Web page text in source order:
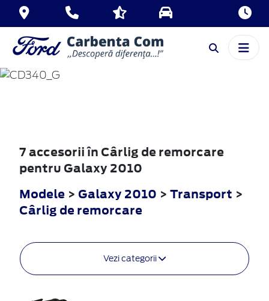
GALAXY
7 accesorii în Cârlig de remorcare
pentru Galaxy 2010
Modele > Galaxy 2010 > Transport >
Cârlig de remorcare
Vezi categorii